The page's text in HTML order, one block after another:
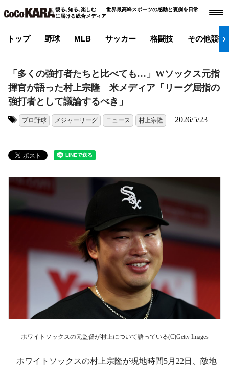
観る､知る､楽しむ――世界最高峰スポーツの感動と裏側を日常
に届ける総合メディア
トップ 野球 MLB サッカー 格闘技 その他競技
「多くの強打者たちと比べても…」Wソックス元指
揮官が語った村上宗隆 米メディア「リーグ屈指の
強打者として議論するべき」
プロ野球 メジャーリーグ ニュース 村上宗隆 2026/5/23
ホワイトソックスの元監督が村上について語っている(C)Getty Images
ホワイトソックスの村上宗隆が現地時間5月22日、敵地